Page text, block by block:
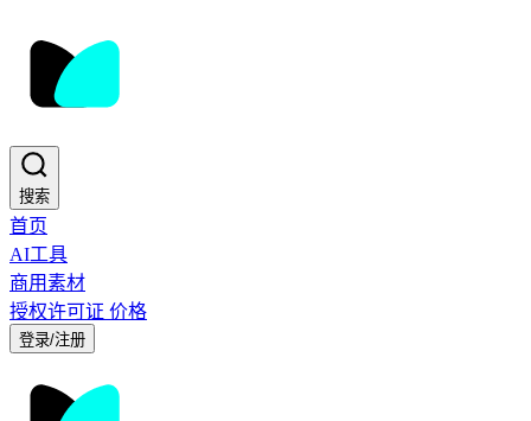
搜索
首页
AI工具
商用素材
授权许可证 价格
登录/注册